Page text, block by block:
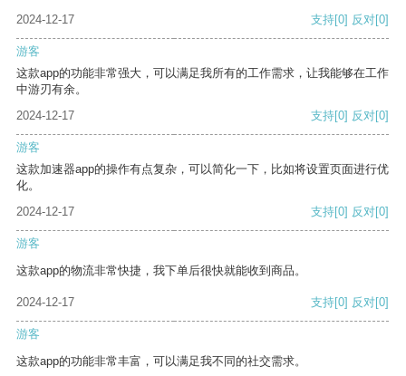
2024-12-17
支持[0] 反对[0]
游客
这款app的功能非常强大，可以满足我所有的工作需求，让我能够在工作
中游刃有余。
2024-12-17
支持[0] 反对[0]
游客
这款加速器app的操作有点复杂，可以简化一下，比如将设置页面进行优
化。
2024-12-17
支持[0] 反对[0]
游客
这款app的物流非常快捷，我下单后很快就能收到商品。
2024-12-17 支持[0] 反对[0]
游客
这款app的功能非常丰富，可以满足我不同的社交需求。